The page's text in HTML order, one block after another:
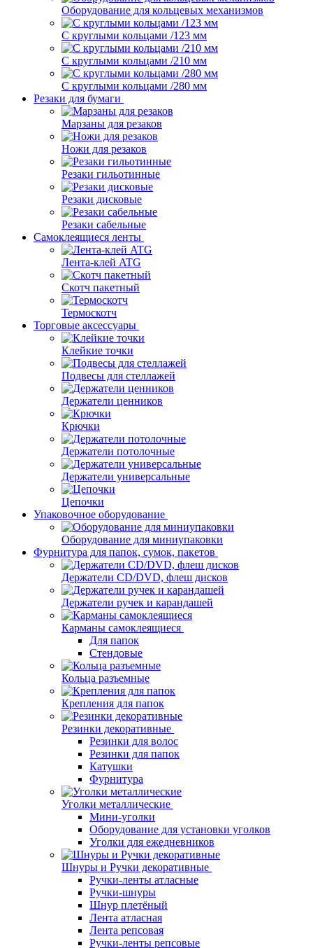
Оборудование для кольцевых механизмов
С круглыми кольцами /123 мм
С круглыми кольцами /210 мм
С круглыми кольцами /280 мм
Резаки для бумаги
Марзаны для резаков
Ножи для резаков
Резаки гильотинные
Резаки дисковые
Резаки сабельные
Самоклеящиеся ленты
Лента-клей ATG
Скотч пакетный
Термоскотч
Торговые аксессуары
Клейкие точки
Подвесы для стеллажей
Держатели ценников
Крючки
Держатели потолочные
Держатели универсальные
Цепочки
Упаковочное оборудование
Оборудование для миниупаковки
Фурнитура для папок, сумок, пакетов
Держатели CD/DVD, флеш дисков
Держатели ручек и карандашей
Карманы самоклеящиеся
Для папок
Стендовые
Кольца разъемные
Крепления для папок
Резинки декоративные
Резинки для волос
Резинки для папок
Катушки
Фурнитура
Уголки металлические
Мини-уголки
Оборудование для установки уголков
Уголки для ежедневников
Шнуры и Ручки декоративные
Ручки-ленты атласные
Ручки-шнуры
Шнур плетёный
Лента атласная
Лента репсовая
Ручки-ленты репсовые